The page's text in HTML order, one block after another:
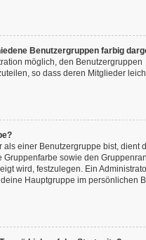
Benutzergruppen farbig
möglich, den Benutzergruppen
so dass deren Mitglieder
als einer Benutzergruppe bist, dient
Gruppenfarbe sowie den
wird, festzulegen. Ein
Hauptgruppe im persönlichen